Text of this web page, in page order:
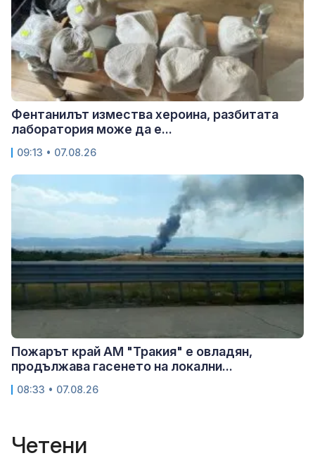
Фентанилът измества хероина, разбитата
лаборатория може да е...
09:13 • 07.08.26
Пожарът край АМ "Тракия" е овладян,
продължава гасенето на локални...
08:33 • 07.08.26
Четени